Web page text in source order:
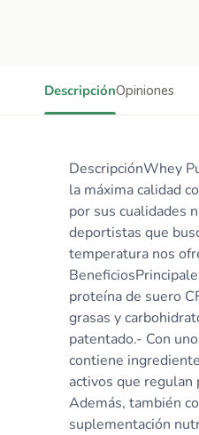
DescripciónOpiniones
DescripciónWhey
la máxima calidad
por sus cualidades
deportistas que
temperatura nos
proteína de suero
grasas y
patentado.- Con
contiene
activos que
Además, también
suplementación